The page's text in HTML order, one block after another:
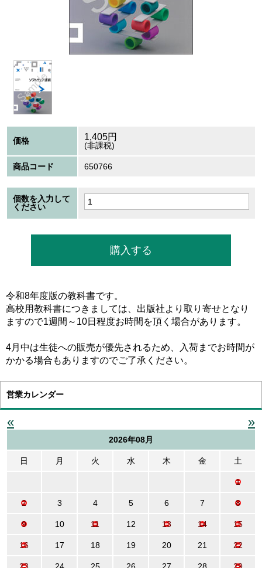
価格 1,405円
(非課税)
商品コード 650766
個数を入力して
ください
令和8年度版の教科書です。
高校用教科書につきましては、出版社より取り寄せとなり
ますので1週間～10日程度お時間を頂く場合があります。
4月中は生徒への販売が優先されるため、入荷までお時間が
かかる場合もありますのでご了承ください。
営業カレンダー
« »
2026年08月
日 月 火 水 木 金 土
1
2 3 4 5 6 7 8
9 10 11 12 13 14 15
16 17 18 19 20 21 22